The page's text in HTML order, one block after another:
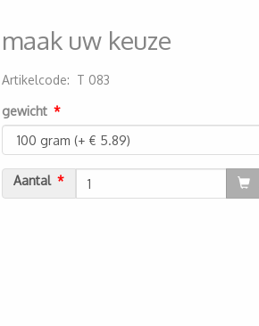
maak uw keuze
Artikelcode: T 083
gewicht
Aantal